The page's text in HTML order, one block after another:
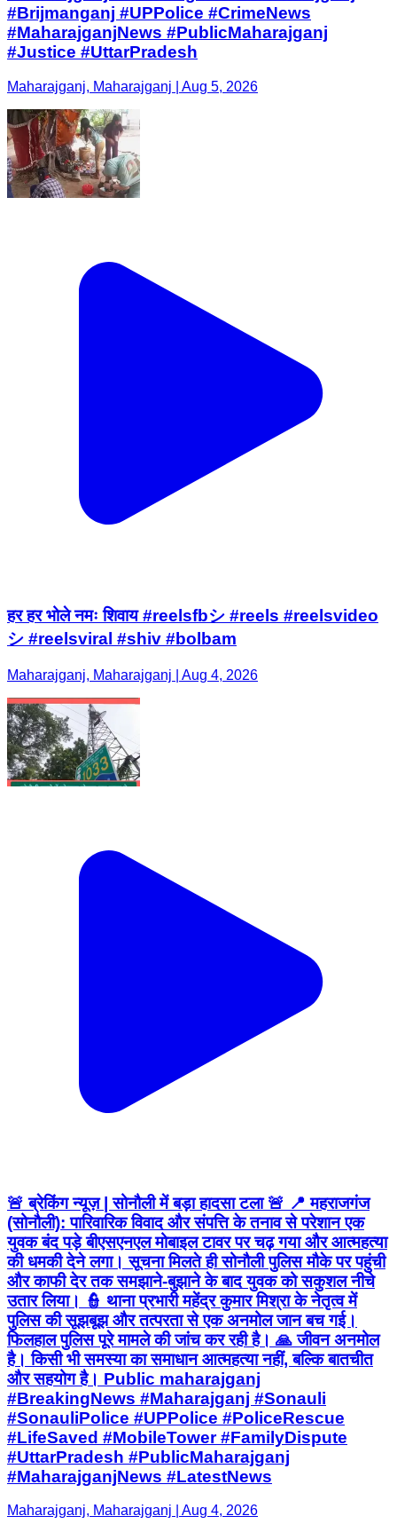
#Brijmanganj #UPPolice #CrimeNews
#MaharajganjNews #PublicMaharajganj
#Justice #UttarPradesh
Maharajganj, Maharajganj | Aug 5, 2026
हर हर भोले नमः शिवाय #reelsfbシ #reels #reelsvideo
シ #reelsviral #shiv #bolbam
Maharajganj, Maharajganj | Aug 4, 2026
🚨 ब्रेकिंग न्यूज़ | सोनौली में बड़ा हादसा टला 🚨 📍 महराजगंज
(सोनौली): पारिवारिक विवाद और संपत्ति के तनाव से परेशान एक
युवक बंद पड़े बीएसएनएल मोबाइल टावर पर चढ़ गया और आत्महत्या
की धमकी देने लगा। सूचना मिलते ही सोनौली पुलिस मौके पर पहुंची
और काफी देर तक समझाने-बुझाने के बाद युवक को सकुशल नीचे
उतार लिया। 👮 थाना प्रभारी महेंद्र कुमार मिश्रा के नेतृत्व में
पुलिस की सूझबूझ और तत्परता से एक अनमोल जान बच गई।
फिलहाल पुलिस पूरे मामले की जांच कर रही है। 🙏 जीवन अनमोल
है। किसी भी समस्या का समाधान आत्महत्या नहीं, बल्कि बातचीत
और सहयोग है। Public maharajganj
#BreakingNews #Maharajganj #Sonauli
#SonauliPolice #UPPolice #PoliceRescue
#LifeSaved #MobileTower #FamilyDispute
#UttarPradesh #PublicMaharajganj
#MaharajganjNews #LatestNews
Maharajganj, Maharajganj | Aug 4, 2026